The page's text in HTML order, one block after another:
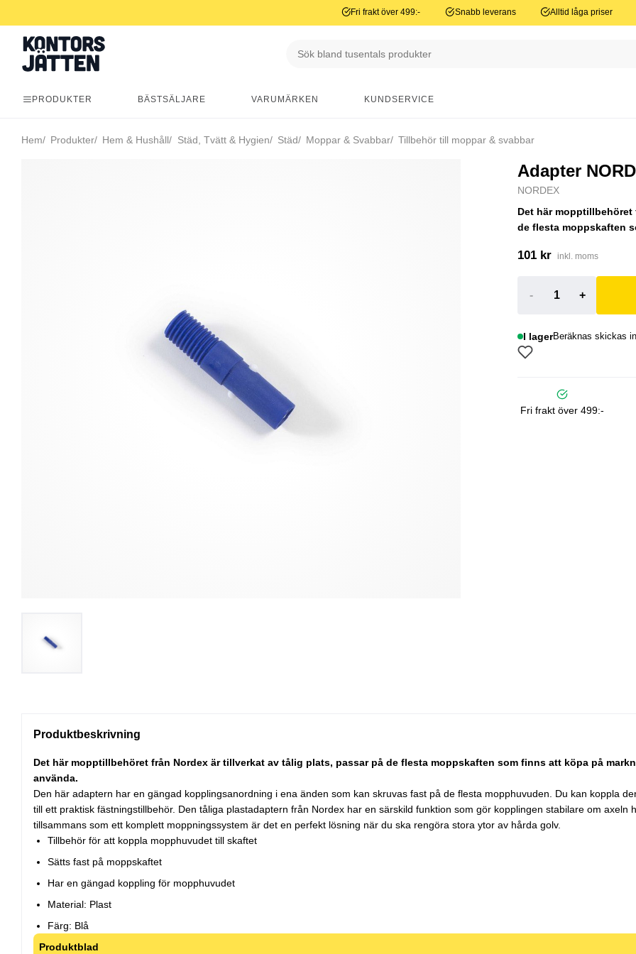
Fri frakt över 499:- Snabb leverans Alltid låga priser
PRODUKTER BÄSTSÄLJARE VARUMÄRKEN KUNDSERVICE
Hem Produkter Hem & Hushåll Städ, Tvätt & Hygien Städ Moppar & Svabbar Tillbehör till moppar & svabbar
Adapter
NORDEX
Det här
de flesta moppskaften
101 kr inkl. moms
- +
I lagerBeräknas skickas
Fri frakt över 499:-
Produktbeskrivning
Det här mopptillbehöret från Nordex är tillverkat av tålig plats, passar på de flesta moppskaften som finns att köpa på
använda.
Den här adaptern har en gängad kopplingsanordning i ena änden som kan skruvas fast på de flesta mopphuvuden. Du kan koppla
till ett praktisk fästningstillbehör. Den tåliga plastadaptern från Nordex har en särskild funktion som gör kopplingen stabilare om
tillsammans som ett komplett moppningssystem är det en perfekt lösning när du ska rengöra stora ytor av hårda golv.
Tillbehör för att koppla mopphuvudet till skaftet
Sätts fast på moppskaftet
Har en gängad koppling för mopphuvudet
Material: Plast
Färg: Blå
Produktblad